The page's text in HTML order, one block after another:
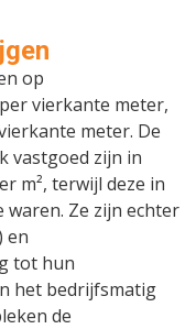
op
vierkante meter,
meter. De
vastgoed zijn in
m², terwijl deze in
waren. Ze zijn echter
en
tot hun
het bedrijfsmatig
de